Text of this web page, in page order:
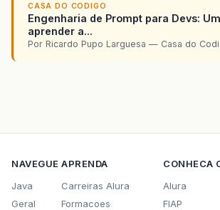
CASA DO CODIGO
Engenharia de Prompt para Devs:
aprender a...
Por Ricardo Pupo Larguesa — Casa do
NAVEGUE
Java
Geral
APRENDA
Carreiras Alura
Formacoes
CONHECA
Alura
FIAP